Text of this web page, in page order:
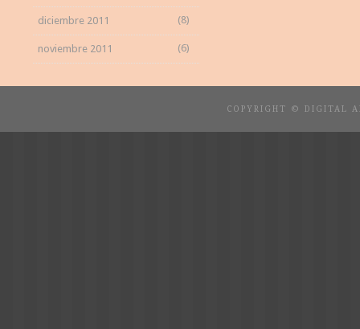
diciembre 2011 (8)
noviembre 2011 (6)
COPYRIGHT © DIGITAL